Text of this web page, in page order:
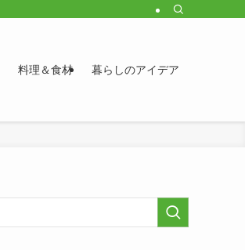
料理＆食材 暮らしのアイデア